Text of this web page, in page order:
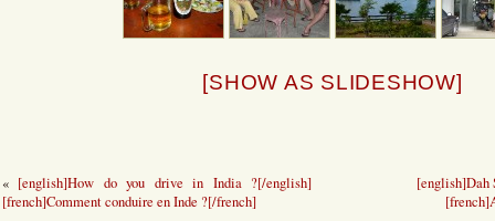
[SHOW AS SLIDESHOW]
« [english]How do you drive in India ?[/english]
[french]Comment conduire en Inde ?[/french]
[english]Dah